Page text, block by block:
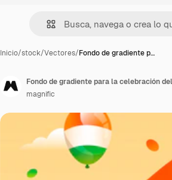
Inicio/stock/Vectores/Fondo de gradiente p…
Fondo de gradiente para la celebración
magnific